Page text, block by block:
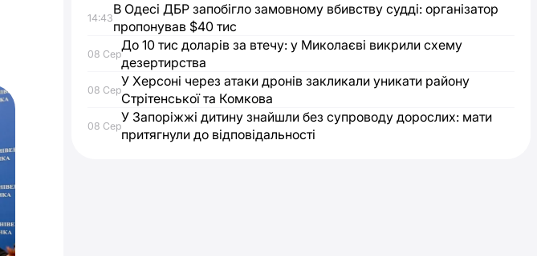
14:43
В Одесі ДБР запобігло замовному вбивству судді: організатор
пропонував $40 тис
08 Сер
До 10 тис доларів за втечу: у Миколаєві викрили схему
дезертирства
08 Сер
У Херсоні через атаки дронів закликали уникати району
Стрітенської та Комкова
08 Сер
У Запоріжжі дитину знайшли без супроводу дорослих: мати
притягнули до відповідальності